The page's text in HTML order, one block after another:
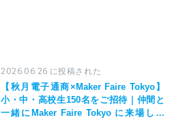
2026.06.26 に投稿された
【秋月電子通商×Maker Faire Tokyo】
小・中・高校生150名をご招待｜仲間と
一緒にMaker Faire Tokyo に来場しよ